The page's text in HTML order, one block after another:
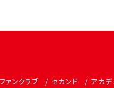
ファンクラブ セカンド アカ